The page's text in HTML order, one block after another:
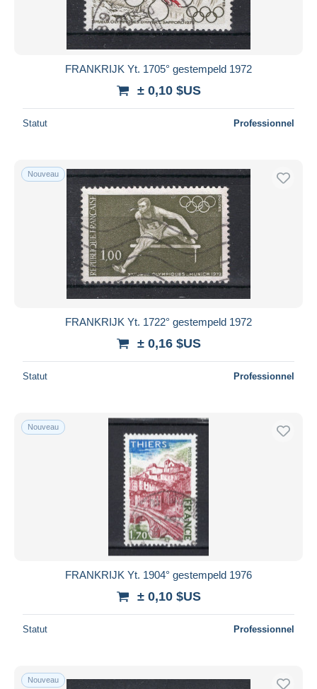
FRANKRIJK Yt. 1705° gestempeld 1972
± 0,10 $US
Statut Professionnel
Nouveau
FRANKRIJK Yt. 1722° gestempeld 1972
± 0,16 $US
Statut Professionnel
Nouveau
FRANKRIJK Yt. 1904° gestempeld 1976
± 0,10 $US
Statut Professionnel
Nouveau